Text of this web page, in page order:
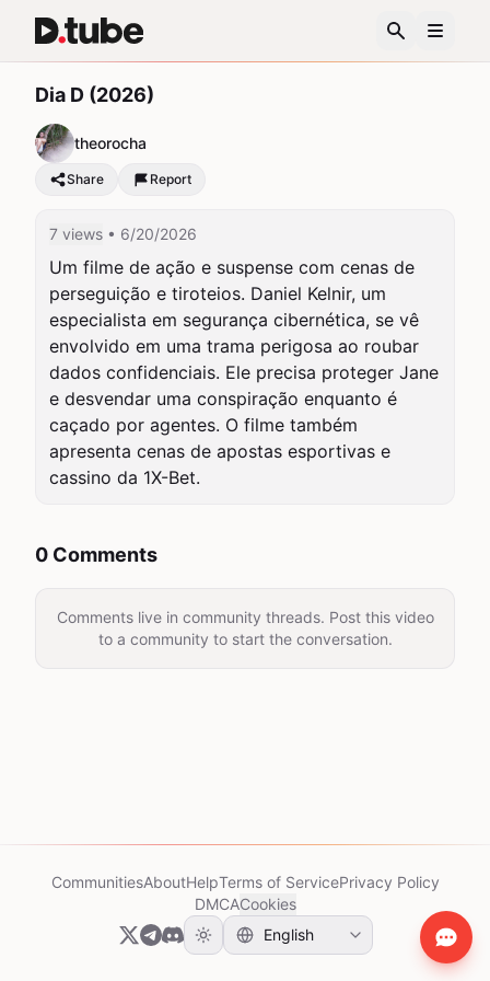
Dia D (2026)
theorocha
Share Report
7 views • 6/20/2026
Um filme de ação e suspense com cenas de
perseguição e tiroteios. Daniel Kelnir, um
especialista em segurança cibernética, se vê
envolvido em uma trama perigosa ao roubar
dados confidenciais. Ele precisa proteger Jane
e desvendar uma conspiração enquanto é
caçado por agentes. O filme também
apresenta cenas de apostas esportivas e
cassino da 1X-Bet.
0 Comments
Comments live in community threads. Post this video
to a community to start the conversation.
CommunitiesAboutHelpTerms of ServicePrivacy Policy
DMCACookies